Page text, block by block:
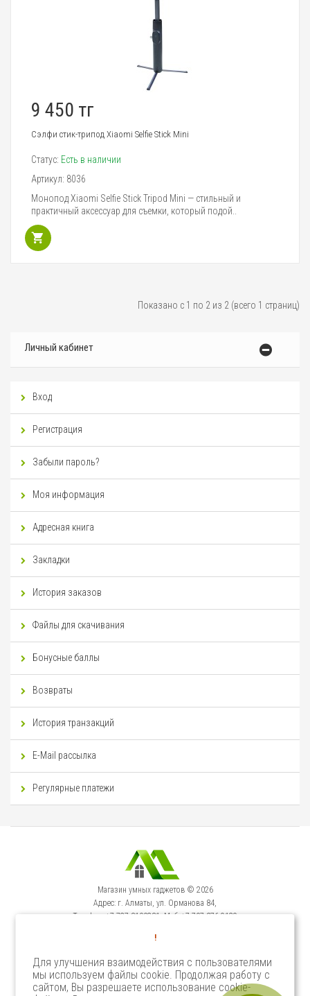
9 450 тг
Сэлфи стик-трипод Xiaomi Selfie Stick Mini
Статус: Есть в наличии
Артикул: 8036
Монопод Xiaomi Selfie Stick Tripod Mini — стильный и
практичный аксессуар для съемки, который подой..
Показано с 1 по 2 из 2 (всего 1 страниц)
Личный кабинет
Вход
Регистрация
Забыли пароль?
Моя информация
Адресная книга
Закладки
История заказов
Файлы для скачивания
Бонусные баллы
Возвраты
История транзакций
E-Mail рассылка
Регулярные платежи
Магазин умных гаджетов © 2026
Адрес: г. Алматы, ул. Орманова 84,
Телефон: +7-727-3100231, Моб: +7-707-376-9129
Сервисный Центр: г. Алматы, ул. Орманова 84.
Select Language ▼
!
Для улучшения взаимодействия с пользователями
мы используем файлы cookie. Продолжая работу с
сайтом, Вы разрешаете использование cookie-